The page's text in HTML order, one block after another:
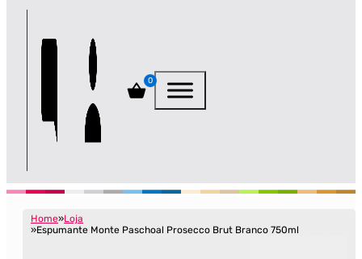
0
Home Loja
Espumante Monte Paschoal Prosecco Brut Branco 750ml